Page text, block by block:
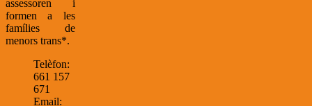
assessoren i
formen a les
famílies de
menors trans*.
Telèfon:
661 157
671
Email: